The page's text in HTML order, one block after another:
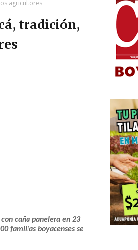
agricultores
tradición,
caña panelera en 23
familias boyacenses se